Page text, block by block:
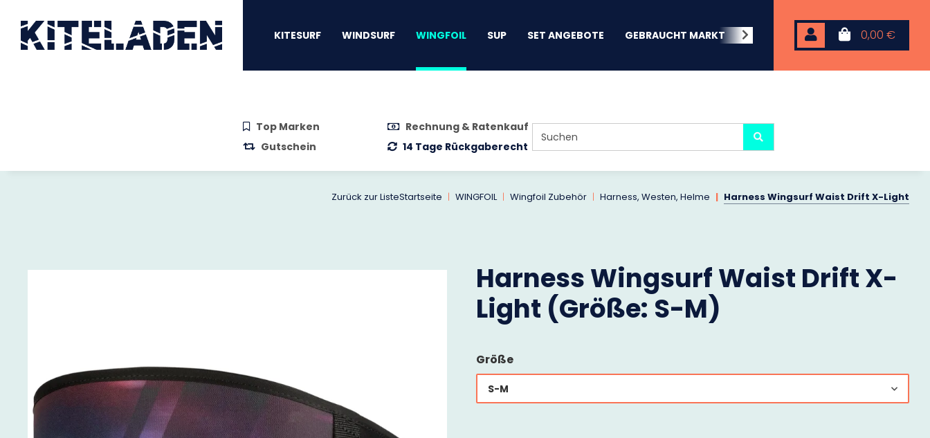
0,00 €
KITESURF WINDSURF WINGFOIL SUP SET ANGEBOTE GEBRAUCHT MARKT BEACHWEAR NEOPREN
Top Marken
Rechnung & Ratenkauf
Gutschein
14 Tage Rückgaberecht
Zurück zur ListeStartseite WINGFOIL Wingfoil Zubehör Harness, Westen, Helme Harness Wingsurf Waist Drift X-Light
Harness Wingsurf Waist Drift X-
Light (Größe: S-M)
Größe
S-M